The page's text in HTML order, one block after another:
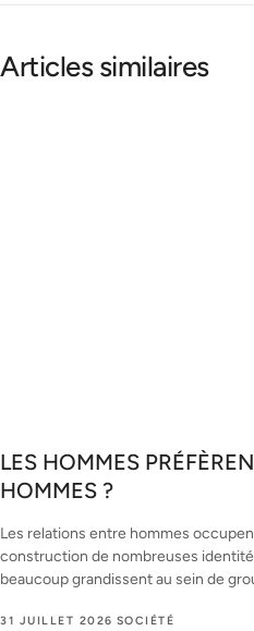
Articles similaires
LES HOMMES
HOMMES ?
Les relations entre hommes
construction de nombreuses
beaucoup grandissent au sein de
31 JUILLET 2026 SOCIÉTÉ